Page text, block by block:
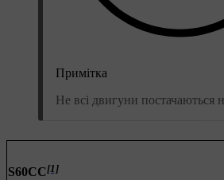
Примітка
Не всі двигуни постачаються
S60CC[1]